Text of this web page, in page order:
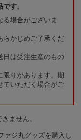
す。
場合がございま
らかじめご了承くだ
日は受注生産のもの
限りがあります。期
ていただく場合がご
ません。
ァジ丸グッズを購入し